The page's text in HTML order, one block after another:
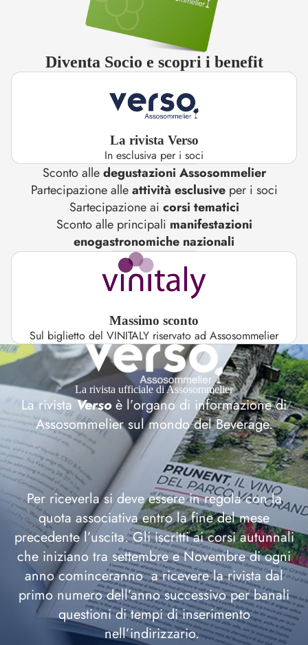
Diventa Socio e scopri i benefit
La rivista Verso
In esclusiva per i soci
Sconto alledegustazioni Assosommelier
Partecipazione alleattività esclusiveper i soci
Sartecipazione ai corsi tematici
Sconto alle principali manifestazioni
enogastronomiche nazionali
Massimo sconto
Sul biglietto del VINITALY riservato ad Assosommelier
La rivista ufficiale di Assosommelier
La rivistaVersoè l’organo di informazione di
Assosommelier sul mondo del Beverage.
Per riceverla si deve essere in regola con la
quota associativa entro la fine del mese
precedente l’uscita. Gli iscritti ai corsi autunnali
che iniziano tra settembre e Novembre di ogni
anno cominceranno a ricevere la rivista dal
primo numero dell’anno successivo per banali
questioni di tempi di inserimento
nell’indirizzario.